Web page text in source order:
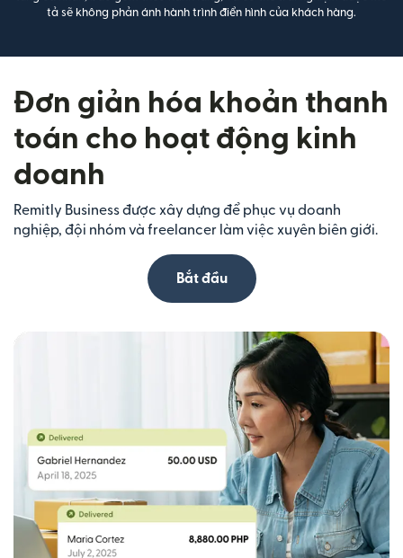
tả sẽ không phản ánh hành trình điển hình của khách hàng.
Đơn giản hóa khoản thanh
toán cho hoạt động kinh
doanh
Remitly Business được xây dựng để phục vụ doanh
nghiệp, đội nhóm và freelancer làm việc xuyên biên giới.
Bắt đầu